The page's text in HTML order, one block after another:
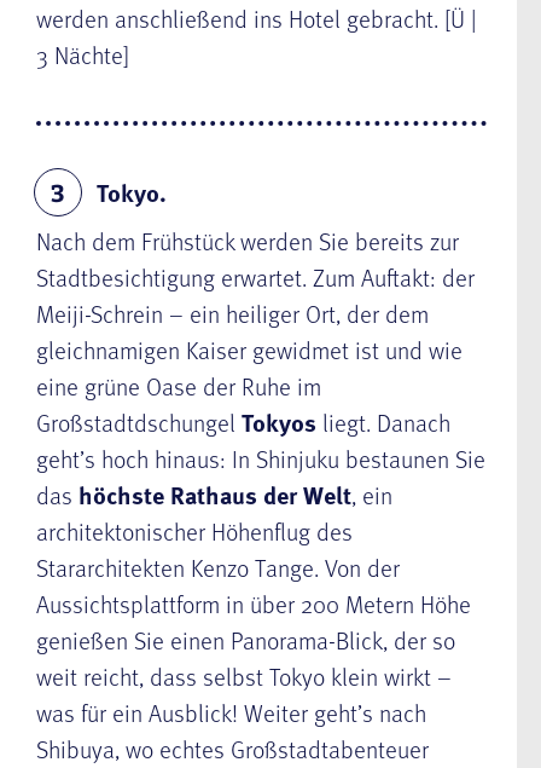
werden anschließend ins Hotel gebracht. [Ü |
3 Nächte]
3
Tokyo.
Nach dem Frühstück werden Sie bereits zur
Stadtbesichtigung erwartet. Zum Auftakt: der
Meiji-Schrein – ein heiliger Ort, der dem
gleichnamigen Kaiser gewidmet ist und wie
eine grüne Oase der Ruhe im
Großstadtdschungel Tokyos liegt. Danach
geht’s hoch hinaus: In Shinjuku bestaunen Sie
das höchste Rathaus der Welt, ein
architektonischer Höhenflug des
Stararchitekten Kenzo Tange. Von der
Aussichtsplattform in über 200 Metern Höhe
genießen Sie einen Panorama-Blick, der so
weit reicht, dass selbst Tokyo klein wirkt –
was für ein Ausblick! Weiter geht’s nach
Shibuya, wo echtes Großstadtabenteuer